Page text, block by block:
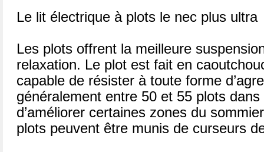
Le lit électrique à plots le nec plus ultra
Les plots offrent la meilleure
relaxation. Le plot est fait en
capable de résister à toute forme
généralement entre 50 et 55 plots
d’améliorer certaines zones du
plots peuvent être munis de curseurs